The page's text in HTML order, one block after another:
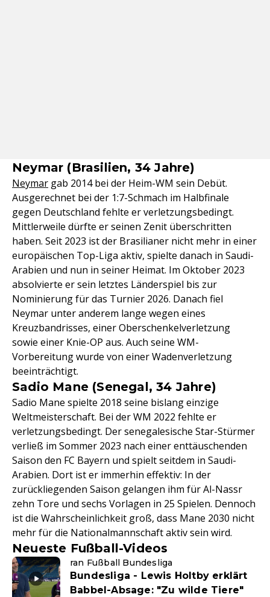
Neymar (Brasilien, 34 Jahre)
Neymar gab 2014 bei der Heim-WM sein Debüt.
Ausgerechnet bei der 1:7-Schmach im Halbfinale
gegen Deutschland fehlte er verletzungsbedingt.
Mittlerweile dürfte er seinen Zenit überschritten
haben. Seit 2023 ist der Brasilianer nicht mehr in einer
europäischen Top-Liga aktiv, spielte danach in Saudi-
Arabien und nun in seiner Heimat. Im Oktober 2023
absolvierte er sein letztes Länderspiel bis zur
Nominierung für das Turnier 2026. Danach fiel
Neymar unter anderem lange wegen eines
Kreuzbandrisses, einer Oberschenkelverletzung
sowie einer Knie-OP aus. Auch seine WM-
Vorbereitung wurde von einer Wadenverletzung
beeinträchtigt.
Sadio Mane (Senegal, 34 Jahre)
Sadio Mane spielte 2018 seine bislang einzige
Weltmeisterschaft. Bei der WM 2022 fehlte er
verletzungsbedingt. Der senegalesische Star-Stürmer
verließ im Sommer 2023 nach einer enttäuschenden
Saison den FC Bayern und spielt seitdem in Saudi-
Arabien. Dort ist er immerhin effektiv: In der
zurückliegenden Saison gelangen ihm für Al-Nassr
zehn Tore und sechs Vorlagen in 25 Spielen. Dennoch
ist die Wahrscheinlichkeit groß, dass Mane 2030 nicht
mehr für die Nationalmannschaft aktiv sein wird.
Neueste Fußball-Videos
ran Fußball Bundesliga
Bundesliga - Lewis Holtby erklärt
Babbel-Absage: "Zu wilde Tiere"